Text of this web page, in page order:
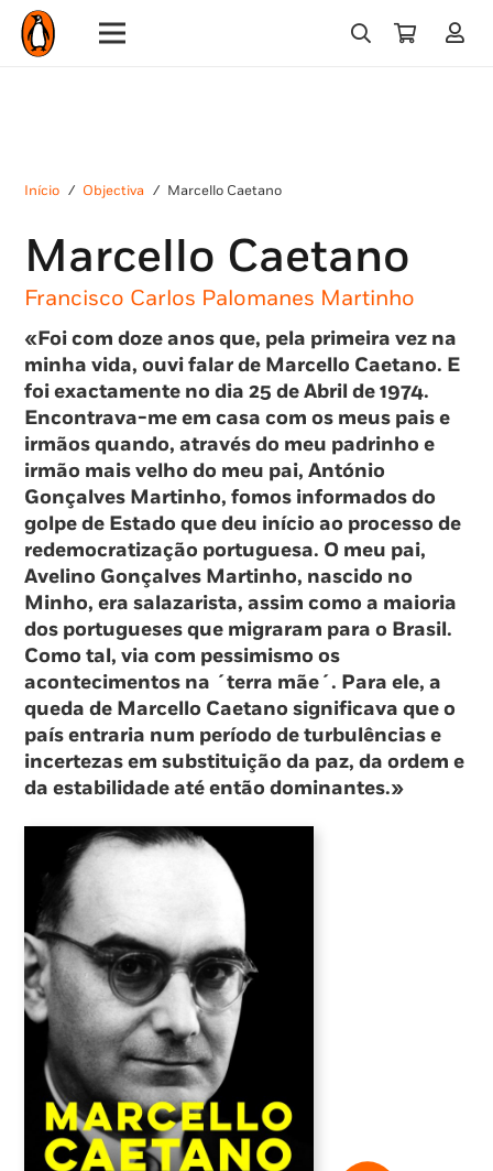
Início / Objectiva / Marcello Caetano
Marcello Caetano
Francisco Carlos Palomanes Martinho
«Foi com doze anos que, pela primeira vez na
minha vida, ouvi falar de Marcello Caetano. E
foi exactamente no dia 25 de Abril de 1974.
Encontrava-me em casa com os meus pais e
irmãos quando, através do meu padrinho e
irmão mais velho do meu pai, António
Gonçalves Martinho, fomos informados do
golpe de Estado que deu início ao processo de
redemocratização portuguesa. O meu pai,
Avelino Gonçalves Martinho, nascido no
Minho, era salazarista, assim como a maioria
dos portugueses que migraram para o Brasil.
Como tal, via com pessimismo os
acontecimentos na ´terra mãe´. Para ele, a
queda de Marcello Caetano significava que o
país entraria num período de turbulências e
incertezas em substituição da paz, da ordem e
da estabilidade até então dominantes.»